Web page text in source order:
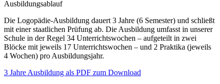
Ausbildungsablauf
Die Logopädie-Ausbildung dauert 3 Jahre (6 Semester) und schließt
mit einer staatlichen Prüfung ab. Die Ausbildung umfasst in unserer
Schule in der Regel 34 Unterrichtswochen – aufgeteilt in zwei
Blöcke mit jeweils 17 Unterrichtswochen – und 2 Praktika (jeweils
4 Wochen) pro Ausbildungsjahr.
3 Jahre Ausbildung als PDF zum Download